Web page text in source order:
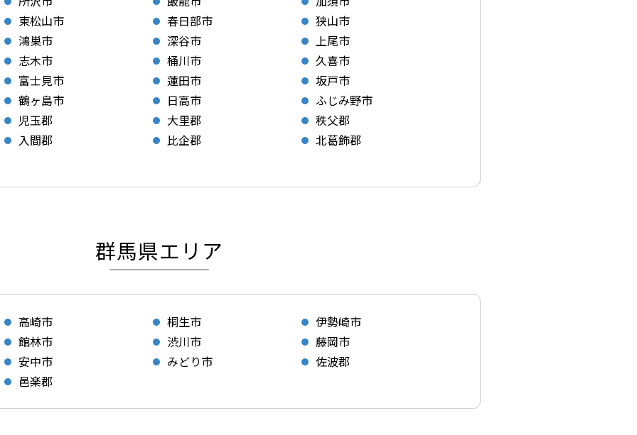
東松山市
春日部市
狭山市
鴻巣市
深谷市
上尾市
志木市
桶川市
久喜市
富士見市
蓮田市
坂戸市
鶴ヶ島市
日高市
ふじみ野市
児玉郡
大里郡
秩父郡
入間郡
比企郡 北葛飾郡
群馬県エリア
高崎市 桐生市
伊勢崎市
館林市
渋川市
藤岡市
安中市
みどり市
佐波郡
邑楽郡